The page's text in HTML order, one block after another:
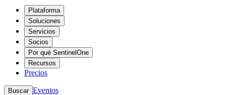
Plataforma
Soluciones
Servicios
Socios
Por qué SentinelOne
Recursos
Precios
Buscar Eventos